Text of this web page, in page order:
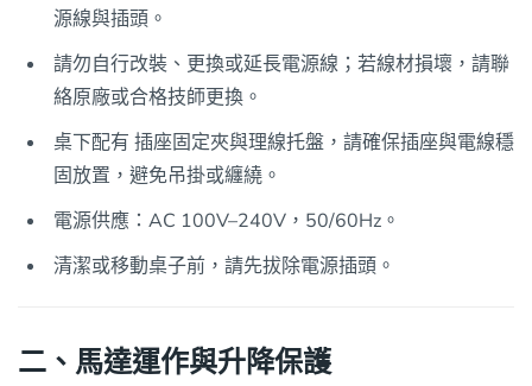
源線與插頭。
請勿自行改裝、更換或延長電源線；若線材損壞，請聯
絡原廠或合格技師更換。
桌下配有 插座固定夾與理線托盤，請確保插座與電線穩
固放置，避免吊掛或纏繞。
電源供應：AC 100V–240V，50/60Hz。
清潔或移動桌子前，請先拔除電源插頭。
二、馬達運作與升降保護